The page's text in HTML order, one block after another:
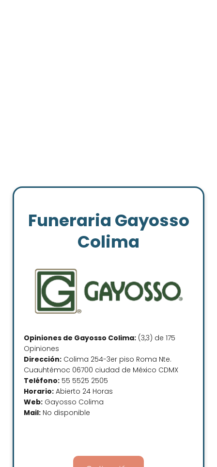
Funeraria Gayosso
Colima
Opiniones de Gayosso Colima: (3,3) de 175
Opiniones
Dirección: Colima 254-3er piso Roma Nte.
Cuauhtémoc 06700 ciudad de México CDMX
Teléfono: 55 5525 2505
Horario: Abierto 24 Horas
Web: Gayosso Colima
Mail: No disponible